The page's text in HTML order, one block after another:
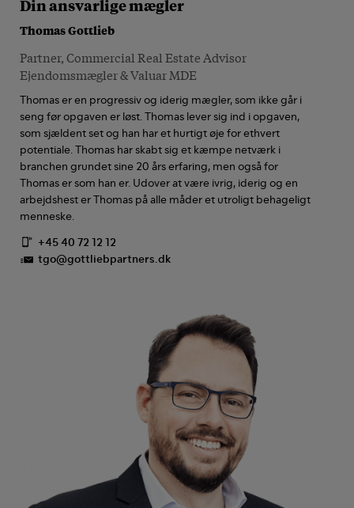
Din ansvarlige mægler
Thomas Gottlieb
Partner, Commercial Real Estate Advisor
Ejendomsmægler & Valuar MDE
Thomas er en progressiv og iderig mægler, som ikke går i
seng før opgaven er løst. Thomas lever sig ind i opgaven,
som sjældent set og han har et hurtigt øje for ethvert
potentiale. Thomas har skabt sig et kæmpe netværk i
branchen grundet sine 20 års erfaring, men også for
Thomas er som han er. Udover at være ivrig, iderig og en
arbejdshest er Thomas på alle måder et utroligt behageligt
menneske.
+45 40 72 12 12
tgo@gottliebpartners.dk